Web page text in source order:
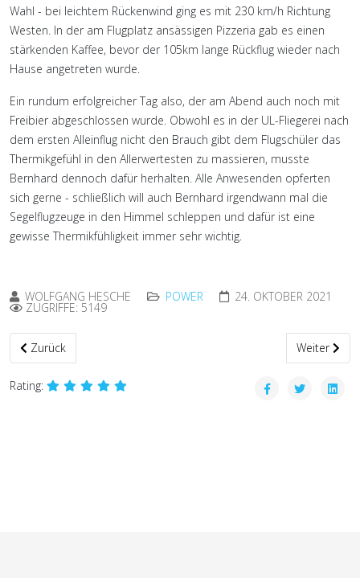
Wahl - bei leichtem Rückenwind ging es mit 230 km/h Richtung
Westen. In der am Flugplatz ansässigen Pizzeria gab es einen
stärkenden Kaffee, bevor der 105km lange Rückflug wieder nach
Hause angetreten wurde.
Ein rundum erfolgreicher Tag also, der am Abend auch noch mit
Freibier abgeschlossen wurde. Obwohl es in der UL-Fliegerei nach
dem ersten Alleinflug nicht den Brauch gibt dem Flugschüler das
Thermikgefühl in den Allerwertesten zu massieren, musste
Bernhard dennoch dafür herhalten. Alle Anwesenden opferten
sich gerne - schließlich will auch Bernhard irgendwann mal die
Segelflugzeuge in den Himmel schleppen und dafür ist eine
gewisse Thermikfühligkeit immer sehr wichtig.
WOLFGANG HESCHE POWER 24. OKTOBER 2021
ZUGRIFFE: 5149
Vorheriger Beitrag: Abfliegen - diesmal ohne Fliegen
Zurück Nächster
Weiter
Rating: